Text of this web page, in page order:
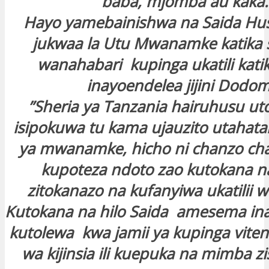
Hayo yamebainishwa na Saida
jukwaa la Utu Mwanamke katika
wanahabari kupinga ukatili
inayoendelea jijini
”Sheria ya Tanzania hairuhusu
isipokuwa tu kama ujauzito
ya mwanamke, hicho ni chanzo
kupoteza ndoto zao kutokana
zitokanazo na kufanyiwa ukatilii
Kutokana na hilo Saida amesema
kutolewa kwa jamii ya kupinga
wa kijinsia ili kuepuka na mimba